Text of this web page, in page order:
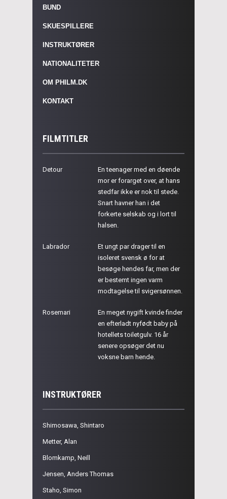
BUND
SKUESPILLERE
INSTRUKTØRER
NATIONALITETER
OM PHILM.DK
KONTAKT
FILMTITLER
Detour
En teenager med en døende
mor er forarget over, at hans
stedfar ikke er nok til stede.
Snart havner han i det
forkerte selskab og i lort til
halsen.
Labrador
Et ungt par drager til en
isoleret svensk ø for at
besøge hendes far, men der
er bestemt ingen varm
modtagelse til svigersønnen.
Rosemari
En meget nygift kvinde finder
en efterladt nyfødt baby på
hotellets toiletgulv. 16 år
senere opsøger det nu
voksne barn hende.
INSTRUKTØRER
Shimosawa, Shintaro
Metter, Alan
Blomkamp, Neill
Jensen, Anders Thomas
Staho, Simon